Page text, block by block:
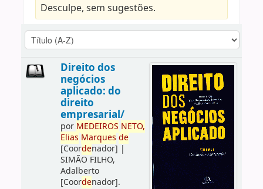
Desculpe, sem sugestões.
Direito dos
negócios
aplicado: do
direito
empresarial/
por MEDEIROS NETO,
Elias Marques de
[Coordenador] |
SIMÃO FILHO,
Adalberto
[Coordenador].